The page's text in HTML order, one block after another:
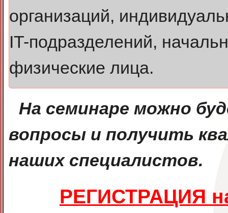
организаций,
IT-подразделений,
физические лица.
На семинаре можно
вопросы и получить
наших специалистов.
РЕГИСТРАЦИЯ